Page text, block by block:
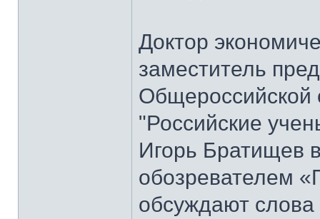
Доктор
заместитель
Общероссийской
"Российские
Игорь Братищев
обозревателем
обсуждают